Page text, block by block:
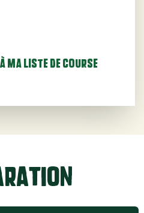
MA LISTE DE COURSE